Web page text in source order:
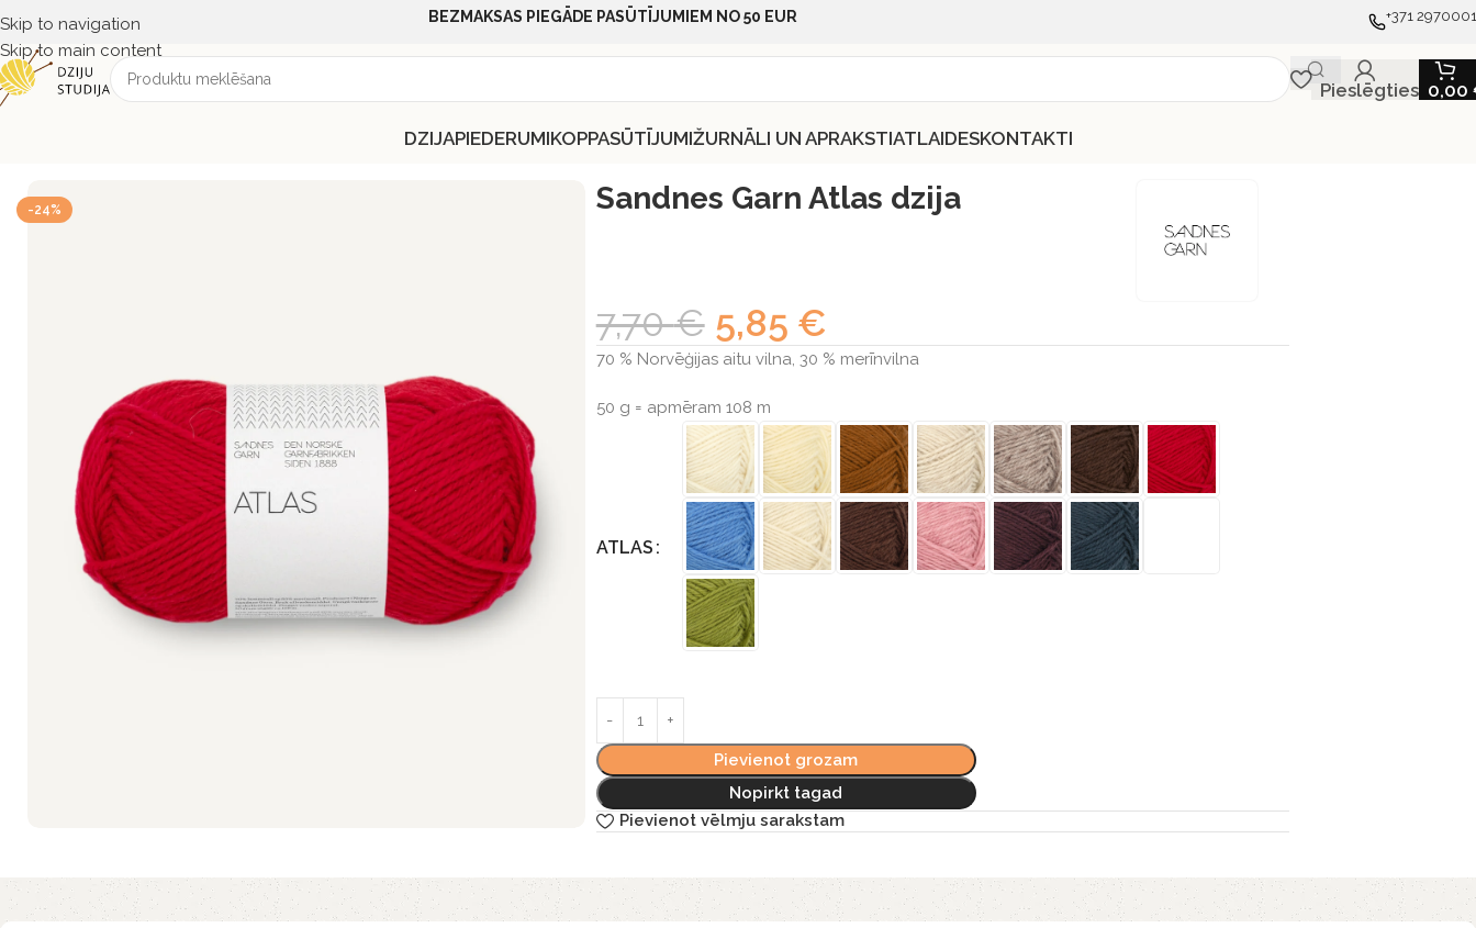
Skip to navigation
Skip to main content
BEZMAKSAS PIEGĀDE PASŪTĪJUMIEM NO 50 EUR +371
Pieslēgties 0,00
DZIJAPIEDERUMIKOPPASŪTĪJUMIŽURNĀLI UN APRAKSTIATLAIDESKONTAKTI
-24% Sandnes Garn Atlas dzija
7,70€ 5,85 €
70 % Norvēģijas aitu vilna, 30 % merīnvilna
50 g = apmēram 108 m
ATLAS
Pievienot grozam
Nopirkt tagad
Pievienot vēlmju sarakstam